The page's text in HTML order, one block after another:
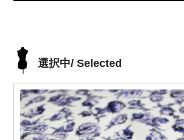
選択中/ Selected